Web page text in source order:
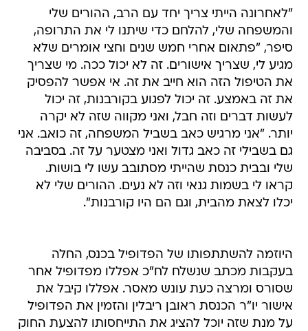
"לאחרונה הייתי צריך יחד עם הרב, ההורים שלי
והמשפחה שלי, להלחם כדי שיתנו לי את התרופה,
סיפר, "פתאום אחרי חמש שנים וחצי אומרים שלא
מגיע לי, שצריך אישורים. זה לא יכול ככה. מי שצריך
את הטיפול הזה הוא חייב את זה. אי אפשר להפסיק
את זה באמצע. זה יכול לפגוע בקורבנות, זה יכול
לעשות דברים וזה חבל, ואני מקווה שזה לא יקרה
יותר. "אני מרגיש כאב בשביל המשפחה, זה כואב. אני
גם בשבילי זה כאב גדול ואני מצטער על זה. בסביבה
שלי ובבית כנסת שהייתי מסתובב עשו לי בושות.
קראו לי בשמות גנאי וזה לא נעים. ההורים שלי לא
יכלו לצאת מהבית, וגם הם היו קורבנות".
היוזמה להשתתפותו של הפדופיל בכנס, החלה
בעקבות מכתב שנשלח לח"כ אפללו מפדופיל אחר
שסורס ומרצה כעת עונש מאסר. אפללו קיבל את
אישור יו"ר הכנסת ראובן ריבלין והזמין את הפדופיל
על מנת שזה יוכל להציג את התייחסותו להצעת החוק